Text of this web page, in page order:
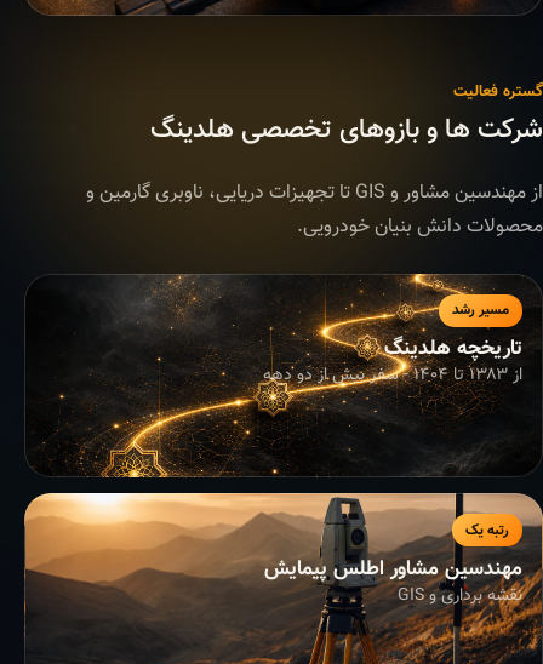
گستره فعالیت
شرکت ها و بازوهای تخصصی هلدینگ
از مهندسین مشاور و GIS تا تجهیزات دریایی، ناوبری گارمین و
محصولات دانش بنیان خودرویی.
مسیر رشد
تاریخچه هلدینگ
از ۱۳۸۳ تا ۱۴۰۴ - سفر بیش از دو دهه
رتبه یک
مهندسین مشاور اطلس پیمایش
نقشه برداری و GIS